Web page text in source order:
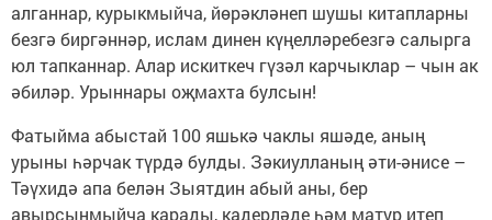
алганнар, курыкмыйча, йөрәкләнеп шушы китап­ларны
безгә биргәннәр, ислам динен күңелләребезгә салырга
юл тапканнар. Алар искиткеч гүзәл карчыклар – чын ак
әбиләр. Урыннары оҗмахта булсын!
Фатыйма абыстай 100 яшькә чаклы яшәде, аның
урыны һәрчак түрдә булды. Зәкиулланың әти-әнисе –
Тәүхидә апа белән Зыятдин абый аны, бер
авырсынмыйча карады, кадерләде һәм матур итеп